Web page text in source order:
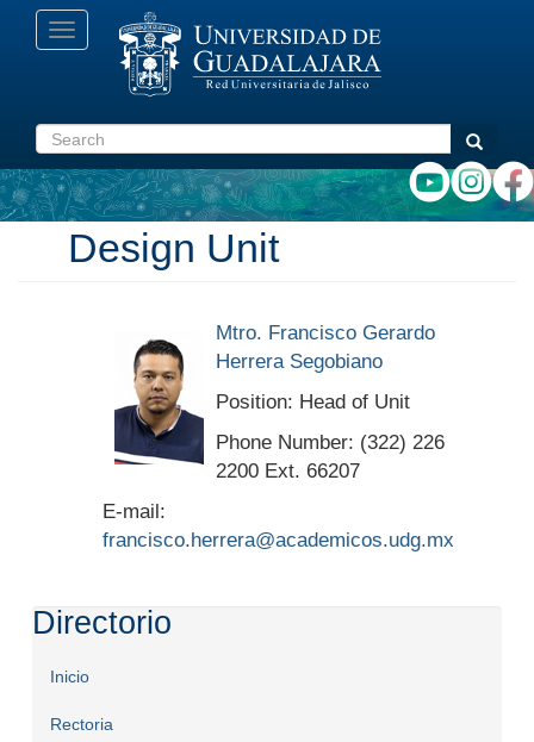
Toggle
navigation
Search Search
Design Unit
Mtro. Francisco Gerardo
Herrera Segobiano
Position: Head of Unit
Phone Number: (322) 226
2200 Ext. 66207
E-mail:
francisco.herrera@academicos.udg.mx
Directorio
Inicio
Rectoria